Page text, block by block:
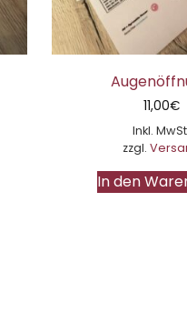
11,00€
Inkl.
zzgl.
In den